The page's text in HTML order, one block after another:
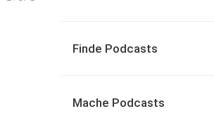
Finde Podcasts
Mache Podcasts